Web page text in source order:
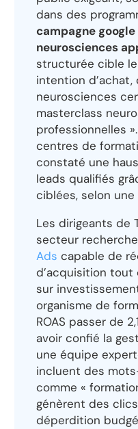
dans des
campagne
neurosciences
structurée cible
intention
neurosciences
masterclass
professionnelles
centres de
constaté une
leads qualifiés
ciblées, selon une
Les dirigeants de
secteur
Ads capable de
d’acquisition tout
sur
organisme de
ROAS passer de
avoir confié la
une équipe
incluent des
comme «
génèrent des
déperdition